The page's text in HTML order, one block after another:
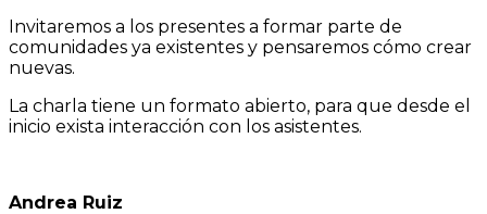
Invitaremos a los presentes a formar parte de
comunidades ya existentes y pensaremos cómo crear
nuevas.
La charla tiene un formato abierto, para que desde el
inicio exista interacción con los asistentes.
Andrea Ruiz